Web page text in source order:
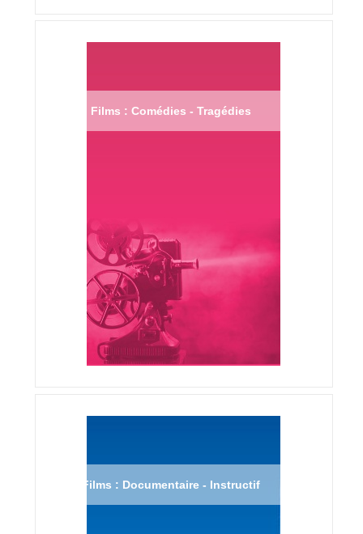
Films : Comédies - Tragédies
Films : Documentaire - Instructif